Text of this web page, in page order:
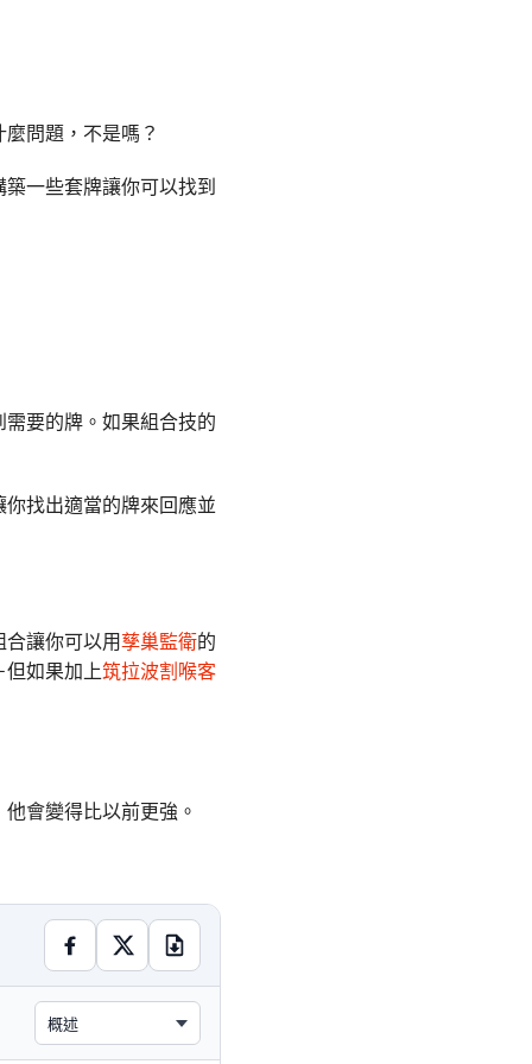
問題，不是嗎？
一些套牌讓你可以找到
要的牌。如果組合技的
找出適當的牌來回應並
合讓你可以用孳巢監衛的
如果加上筑拉波割喉客
會變得比以前更強。
概述